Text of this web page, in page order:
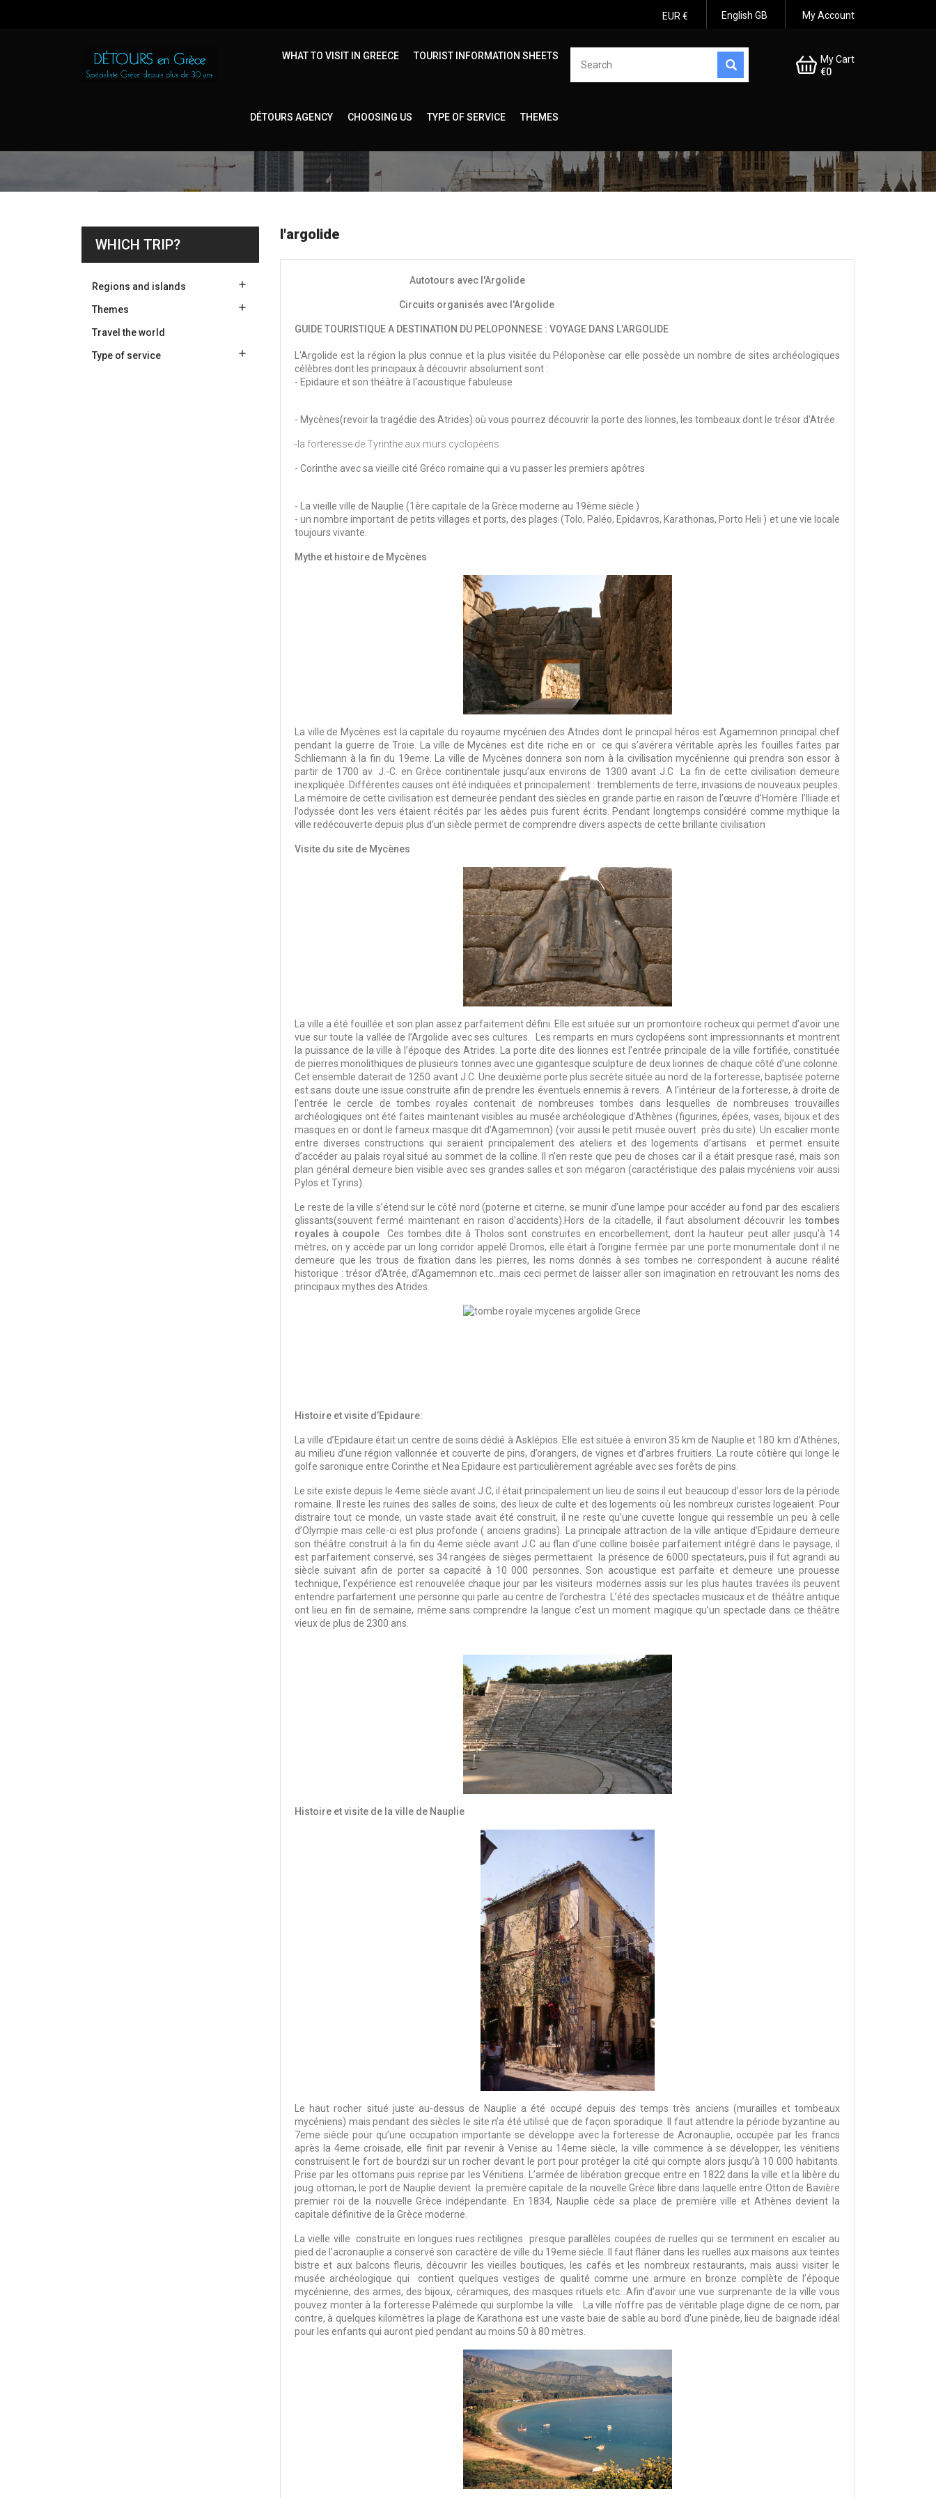
My Account
English GB
EUR €
WHAT TO VISIT IN GREECE TOURIST INFORMATION SHEETS
DÉTOURS AGENCY CHOOSING US TYPE OF SERVICE THEMES
My Cart
€0
WHICH TRIP?
Regions and islands 
Themes 
Travel the world
Type of service 
l'argolide
Autotours avec l'Argolide
Circuits organisés avec l'Argolide
GUIDE TOURISTIQUE A DESTINATION DU PELOPONNESE : VOYAGE DANS L'ARGOLIDE
L'Argolide est la région la plus connue et la plus visitée du Péloponèse car elle possède un nombre de sites archéologiques
célèbres dont les principaux à découvrir absolument sont :
- Epidaure et son théâtre à l'acoustique fabuleuse
- Mycènes(revoir la tragédie des Atrides) où vous pourrez découvrir la porte des lionnes, les tombeaux dont le trésor d'Atrée.
-la forteresse de Tyrinthe aux murs cyclopéens
- Corinthe avec sa vieille cité Gréco romaine qui a vu passer les premiers apôtres
- La vieille ville de Nauplie (1ère capitale de la Grèce moderne au 19ème siècle )
- un nombre important de petits villages et ports, des plages (Tolo, Paléo, Epidavros, Karathonas, Porto Heli ) et une vie locale
toujours vivante.
Mythe et histoire de Mycènes
La ville de Mycènes est la capitale du royaume mycénien des Atrides dont le principal héros est Agamemnon principal chef
pendant la guerre de Troie. La ville de Mycènes est dite riche en or ce qui s’avérera véritable après les fouilles faites par
Schliemann à la fin du 19eme. La ville de Mycènes donnera son nom à la civilisation mycénienne qui prendra son essor à
partir de 1700 av. J.-C. en Grèce continentale jusqu’aux environs de 1300 avant J.C La fin de cette civilisation demeure
inexpliquée. Différentes causes ont été indiquées et principalement : tremblements de terre, invasions de nouveaux peuples.
La mémoire de cette civilisation est demeurée pendant des siècles en grande partie en raison de l’œuvre d’Homère l’Iliade et
l’odyssée dont les vers étaient récités par les aèdes puis furent écrits. Pendant longtemps considéré comme mythique la
ville redécouverte depuis plus d’un siècle permet de comprendre divers aspects de cette brillante civilisation
Visite du site de Mycènes
La ville a été fouillée et son plan assez parfaitement défini. Elle est située sur un promontoire rocheux qui permet d’avoir une
vue sur toute la vallée de l’Argolide avec ses cultures. Les remparts en murs cyclopéens sont impressionnants et montrent
la puissance de la ville à l’époque des Atrides. La porte dite des lionnes est l’entrée principale de la ville fortifiée, constituée
de pierres monolithiques de plusieurs tonnes avec une gigantesque sculpture de deux lionnes de chaque côté d’une colonne.
Cet ensemble daterait de 1250 avant J.C. Une deuxième porte plus secrète située au nord de la forteresse, baptisée poterne
est sans doute une issue construite afin de prendre les éventuels ennemis à revers. A l’intérieur de la forteresse, à droite de
l’entrée le cercle de tombes royales contenait de nombreuses tombes dans lesquelles de nombreuses trouvailles
archéologiques ont été faites maintenant visibles au musée archéologique d’Athènes (figurines, épées, vases, bijoux et des
masques en or dont le fameux masque dit d’Agamemnon) (voir aussi le petit musée ouvert près du site). Un escalier monte
entre diverses constructions qui seraient principalement des ateliers et des logements d’artisans et permet ensuite
d’accéder au palais royal situé au sommet de la colline. Il n’en reste que peu de choses car il a était presque rasé, mais son
plan général demeure bien visible avec ses grandes salles et son mégaron (caractéristique des palais mycéniens voir aussi
Pylos et Tyrins).
Le reste de la ville s’étend sur le côté nord (poterne et citerne, se munir d’une lampe pour accéder au fond par des escaliers
glissants(souvent fermé maintenant en raison d'accidents).Hors de la citadelle, il faut absolument découvrir lestombes
royales à coupole Ces tombes dite à Tholos sont construites en encorbellement, dont la hauteur peut aller jusqu’à 14
mètres, on y accède par un long corridor appelé Dromos, elle était à l’origine fermée par une porte monumentale dont il ne
demeure que les trous de fixation dans les pierres, les noms donnés à ses tombes ne correspondent à aucune réalité
historique : trésor d’Atrée, d’Agamemnon etc…mais ceci permet de laisser aller son imagination en retrouvant les noms des
principaux mythes des Atrides.
Histoire et visite d’Epidaure:
La ville d’Epidaure était un centre de soins dédié à Asklépios. Elle est située à environ 35 km de Nauplie et 180 km d’Athènes,
au milieu d’une région vallonnée et couverte de pins, d’orangers, de vignes et d’arbres fruitiers. La route côtière qui longe le
golfe saronique entre Corinthe et Nea Epidaure est particulièrement agréable avec ses forêts de pins.
Le site existe depuis le 4eme siècle avant J.C, il était principalement un lieu de soins il eut beaucoup d’essor lors de la période
romaine. Il reste les ruines des salles de soins, des lieux de culte et des logements où les nombreux curistes logeaient. Pour
distraire tout ce monde, un vaste stade avait été construit, il ne reste qu’une cuvette longue qui ressemble un peu à celle
d’Olympie mais celle-ci est plus profonde ( anciens gradins). La principale attraction de la ville antique d’Epidaure demeure
son théâtre construit à la fin du 4eme siècle avant J.C au flan d’une colline boisée parfaitement intégré dans le paysage, il
est parfaitement conservé, ses 34 rangées de sièges permettaient la présence de 6000 spectateurs, puis il fut agrandi au
siècle suivant afin de porter sa capacité à 10 000 personnes. Son acoustique est parfaite et demeure une prouesse
technique, l’expérience est renouvelée chaque jour par les visiteurs modernes assis sur les plus hautes travées ils peuvent
entendre parfaitement une personne qui parle au centre de l’orchestra. L’été des spectacles musicaux et de théâtre antique
ont lieu en fin de semaine, même sans comprendre la langue c’est un moment magique qu’un spectacle dans ce théâtre
vieux de plus de 2300 ans.
Histoire et visite de la ville de Nauplie
Le haut rocher situé juste au-dessus de Nauplie a été occupé depuis des temps très anciens (murailles et tombeaux
mycéniens) mais pendant des siècles le site n’a été utilisé que de façon sporadique. Il faut attendre la période byzantine au
7eme siècle pour qu’une occupation importante se développe avec la forteresse de Acronauplie, occupée par les francs
après la 4eme croisade, elle finit par revenir à Venise au 14eme siècle, la ville commence à se développer, les vénitiens
construisent le fort de bourdzi sur un rocher devant le port pour protéger la cité qui compte alors jusqu’à 10 000 habitants.
Prise par les ottomans puis reprise par les Vénitiens. L’armée de libération grecque entre en 1822 dans la ville et la libère du
joug ottoman, le port de Nauplie devient la première capitale de la nouvelle Grèce libre dans laquelle entre Otton de Bavière
premier roi de la nouvelle Grèce indépendante. En 1834, Nauplie cède sa place de première ville et Athènes devient la
capitale définitive de la Grèce moderne.
La vielle ville construite en longues rues rectilignes presque parallèles coupées de ruelles qui se terminent en escalier au
pied de l’acronauplie a conservé son caractère de ville du 19eme siècle. Il faut flâner dans les ruelles aux maisons aux teintes
bistre et aux balcons fleuris, découvrir les vieilles boutiques, les cafés et les nombreux restaurants, mais aussi visiter le
musée archéologique qui contient quelques vestiges de qualité comme une armure en bronze complète de l’époque
mycénienne, des armes, des bijoux, céramiques, des masques rituels etc…Afin d’avoir une vue surprenante de la ville vous
pouvez monter à la forteresse Palémede qui surplombe la ville. La ville n’offre pas de véritable plage digne de ce nom, par
contre, à quelques kilomètres la plage de Karathona est une vaste baie de sable au bord d’une pinède, lieu de baignade idéal
pour les enfants qui auront pied pendant au moins 50 à 80 mètres.